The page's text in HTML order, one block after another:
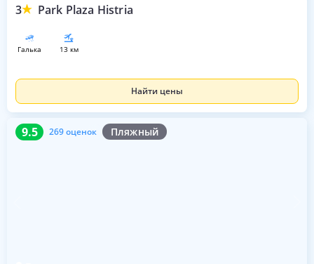
3 Park Plaza Histria
галька 13 км
Найти цены
9.5 269 оценок Пляжный
9.5 269 оценок